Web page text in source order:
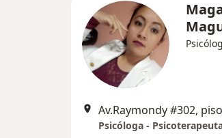
Psicóloga -